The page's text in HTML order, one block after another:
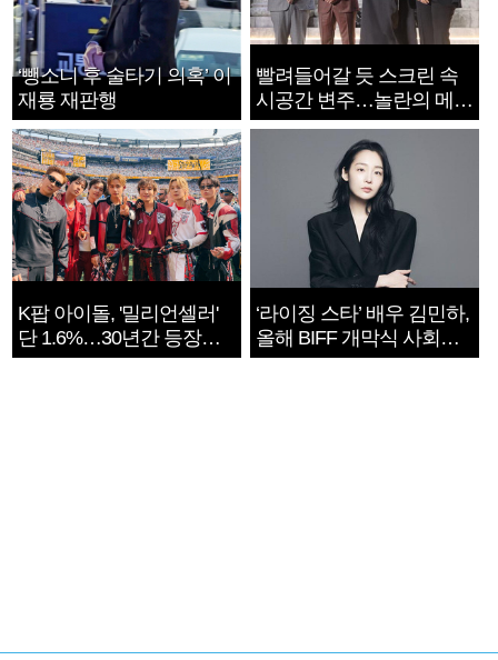
‘뺑소니 후 술타기 의혹’ 이
재룡 재판행
빨려들어갈 듯 스크린 속
시공간 변주…놀란의 메시
지는 ‘전쟁 속죄’
K팝 아이돌, '밀리언셀러'
단 1.6%…30년간 등장
1182개팀 전수조사
‘라이징 스타’ 배우 김민하,
올해 BIFF 개막식 사회자
확정